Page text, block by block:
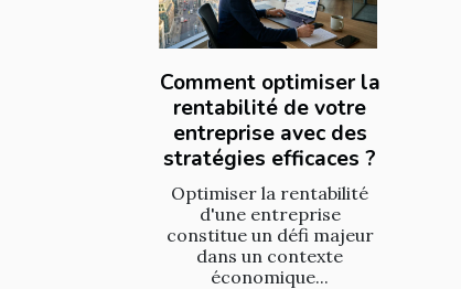
Comment optimiser la
rentabilité de votre
entreprise avec des
stratégies efficaces ?
Optimiser la rentabilité
d'une entreprise
constitue un défi majeur
dans un contexte
économique...